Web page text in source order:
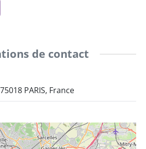
de contact
PARIS, France